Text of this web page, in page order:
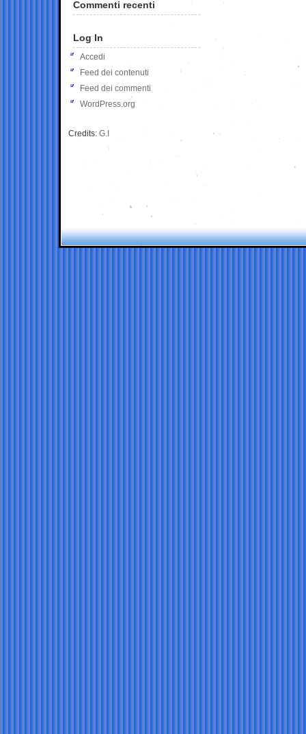
Commenti recenti
Log In
Accedi
Feed dei contenuti
Feed dei commenti
WordPress.org
Credits: G.I